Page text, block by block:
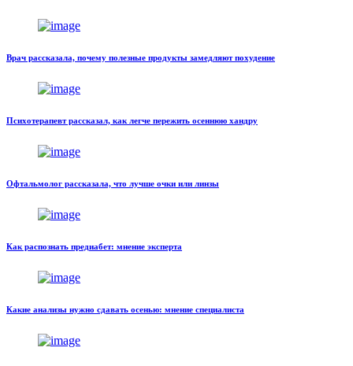
Врач рассказала, почему полезные продукты замедляют похудение
Психотерапевт рассказал, как легче пережить осеннюю хандру
Офтальмолог рассказала, что лучше очки или линзы
Как распознать предиабет: мнение эксперта
Какие анализы нужно сдавать осенью: мнение специалиста